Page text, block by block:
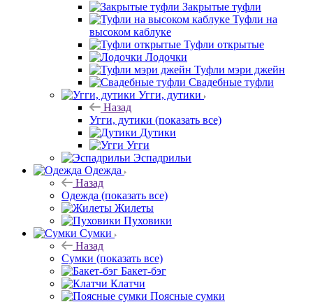
Закрытые туфли
Туфли на
высоком каблуке
Туфли открытые
Лодочки
Туфли мэри джейн
Свадебные туфли
Угги, дутики
Назад
Угги, дутики (показать все)
Дутики
Угги
Эспадрильи
Одежда
Назад
Одежда (показать все)
Жилеты
Пуховики
Сумки
Назад
Сумки (показать все)
Бакет-бэг
Клатчи
Поясные сумки